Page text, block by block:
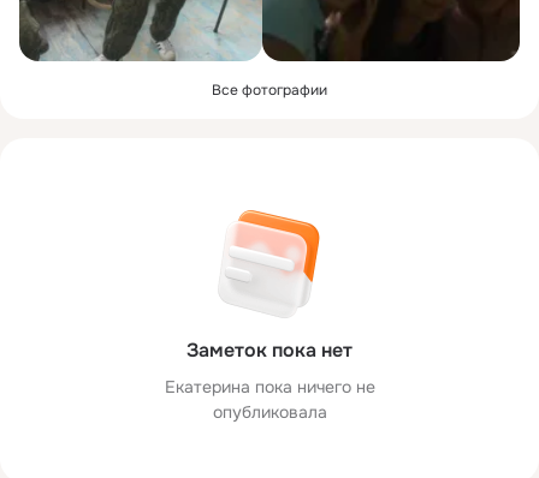
Все фотографии
Заметок пока нет
Екатерина пока ничего не
опубликовала